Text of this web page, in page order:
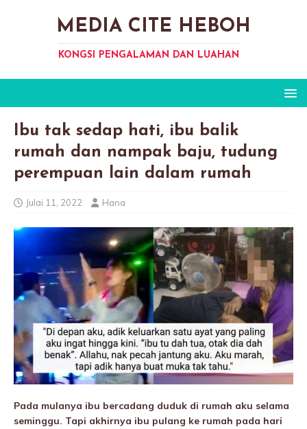
MEDIA CITE HEBOH
KONGSI PENGALAMAN DAN LUAHAN
Ibu tak sedap hati, ibu balik
rumah dan nampak baju, tudung
perempuan lain dalam rumah
Julai 11, 2022 Hana
Pada mulanya ibu bercadang duduk di rumah aku selama
seminggu. Tapi akhirnya ibu pulang ke rumah pada hari